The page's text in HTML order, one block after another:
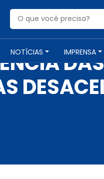
NOTÍCIAS IMPRENSA